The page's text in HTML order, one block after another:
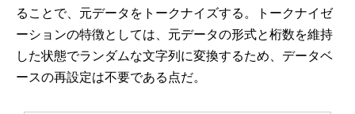
ることで、元データをトークナイズする。トークナイゼ
ーションの特徴としては、元データの形式と桁数を維持
した状態でランダムな文字列に変換するため、データベ
ースの再設定は不要である点だ。